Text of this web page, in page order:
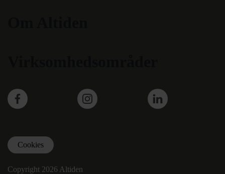
Facebook Instagram LinkedIn
Cookies
Copyright 2026 Altiden